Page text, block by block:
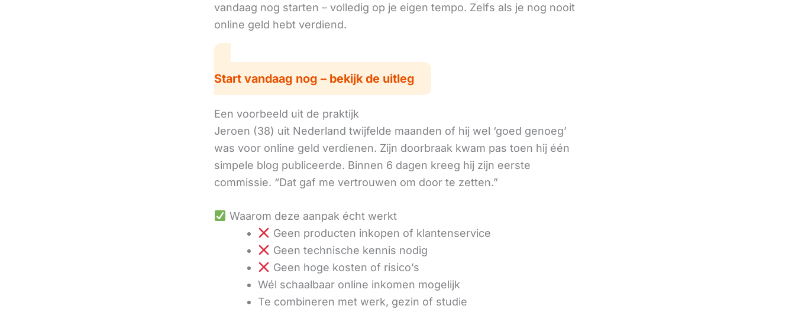
vandaag nog starten – volledig op je eigen tempo. Zelfs als je nog nooit
online geld hebt verdiend.
Start vandaag nog – bekijk de uitleg
Een voorbeeld uit de praktijk
Jeroen (38) uit Nederland twijfelde maanden of hij wel ‘goed genoeg’
was voor online geld verdienen. Zijn doorbraak kwam pas toen hij één
simpele blog publiceerde. Binnen 6 dagen kreeg hij zijn eerste
commissie. “Dat gaf me vertrouwen om door te zetten.”
Waarom deze aanpak écht werkt
Geen producten inkopen of klantenservice
Geen technische kennis nodig
Geen hoge kosten of risico’s
Wél schaalbaar online inkomen mogelijk
Te combineren met werk, gezin of studie